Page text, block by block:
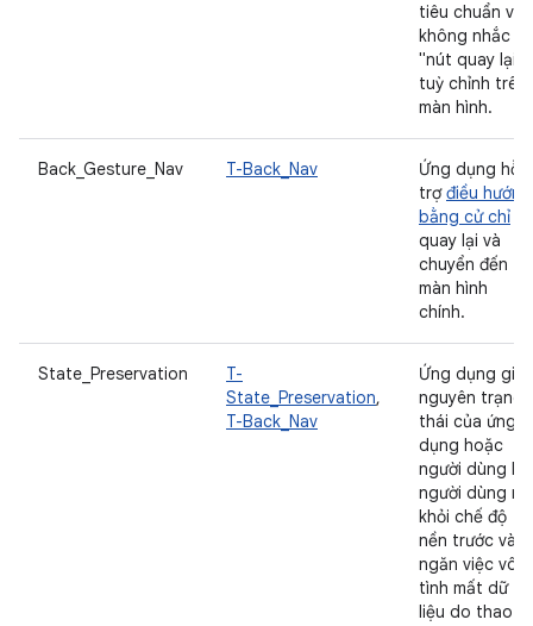
tiêu chuẩn và
không nhắc
"nút quay lại"
tuỳ chỉnh trên
màn hình.
Back_Gesture_Nav T-Back_Nav
Ứng dụng hỗ
trợđiều hướng
bằng cử chỉ
quay lại và
chuyển đến
màn hình
chính.
State_Preservation
T-
State_Preservation,
T-Back_Nav
Ứng dụng giữ
nguyên trạng
thái của ứng
dụng hoặc
người dùng khi
người dùng rời
khỏi chế độ
nền trước và
ngăn việc vô
tình mất dữ
liệu do thao